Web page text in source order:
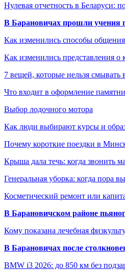
Нулевая отчетность в Беларуси:
В Барановичах прошли учения
Как изменились способы
Как изменились представления о
7 вещей, которые нельзя смывать
Что входит в оформление
Выбор лодочного мотора
Как люди выбирают курсы и
Почему короткие поездки в
Крыша дала течь: когда звонить
Генеральная уборка: когда пора
Косметический ремонт или
В Барановичском районе
Кому показана лечебная
В Барановичах после
BMW i3 2026: до 850 км без